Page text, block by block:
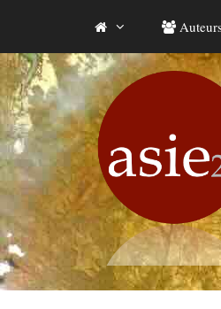
contenu